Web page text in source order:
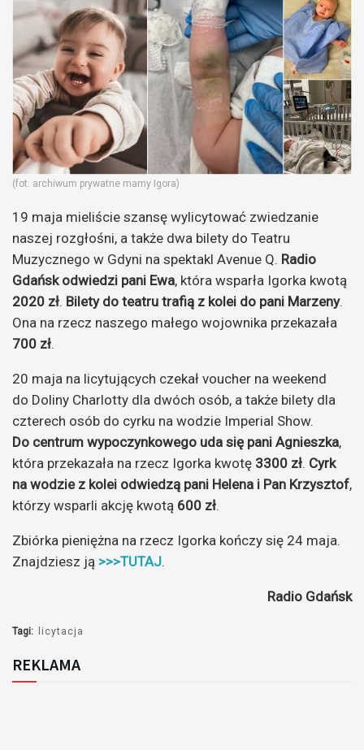
(fot. archiwum prywatne mamy Igora)
19 maja mieliście szansę wylicytować zwiedzanie
naszej rozgłośni, a także dwa bilety do Teatru
Muzycznego w Gdyni na spektakl Avenue Q. Radio
Gdańsk odwiedzi pani Ewa, która wsparła Igorka kwotą
2020 zł. Bilety do teatru trafią z kolei do pani Marzeny.
Ona na rzecz naszego małego wojownika przekazała
700 zł.
20 maja na licytujących czekał voucher na weekend
do Doliny Charlotty dla dwóch osób, a także bilety dla
czterech osób do cyrku na wodzie Imperial Show.
Do centrum wypoczynkowego uda się pani Agnieszka,
która przekazała na rzecz Igorka kwotę 3300 zł. Cyrk
na wodzie z kolei odwiedzą pani Helena i Pan Krzysztof,
którzy wsparli akcję kwotą 600 zł.
Zbiórka pieniężna na rzecz Igorka kończy się 24 maja.
Znajdziesz ją >>>TUTAJ.
Radio Gdańsk
Tagi: licytacja
REKLAMA